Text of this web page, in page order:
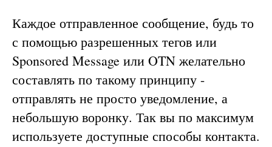
Каждое отправленное сообщение, будь то
с помощью разрешенных тегов или
Sponsored Message или OTN желательно
составлять по такому принципу -
отправлять не просто уведомление, а
небольшую воронку. Так вы по максимум
используете доступные способы контакта.